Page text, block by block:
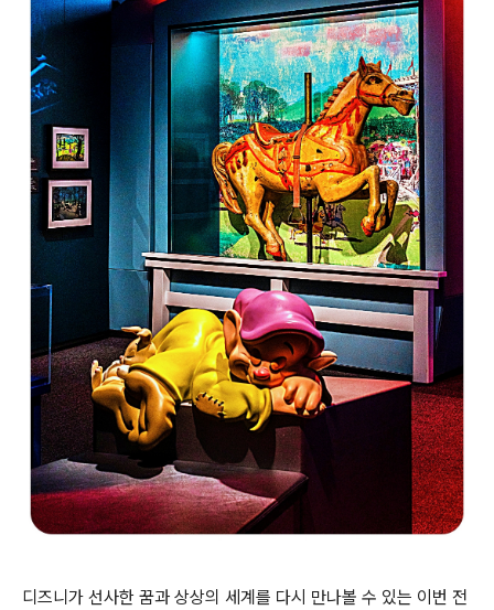
디즈니가 선사한 꿈과 상상의 세계를 다시 만나볼 수 있는 이번 전